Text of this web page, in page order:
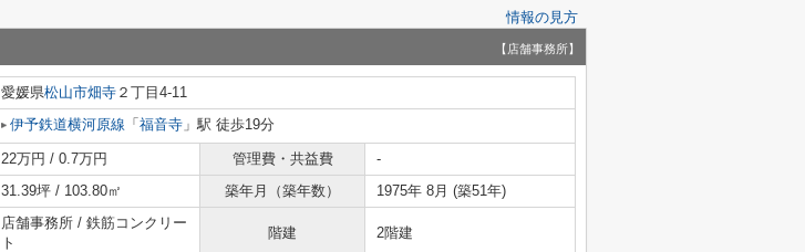
情報の見方
【店舗事務所】
愛媛県松山市畑寺 ２丁目4-11
伊予鉄道横河原線 「 福音寺 」駅 徒歩19分
22万円 / 0.7万円 管理費・共益費
-
31.39坪 / 103.80㎡ 築年月（築年数） 1975年 8月 (築51年)
店舗事務所 / 鉄筋コンクリー
ト
階建 2階建